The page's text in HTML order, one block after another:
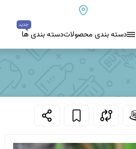
دسته بندی محصولات
عقیق دروزی کلسدونی
دسته بندی ها
جدید